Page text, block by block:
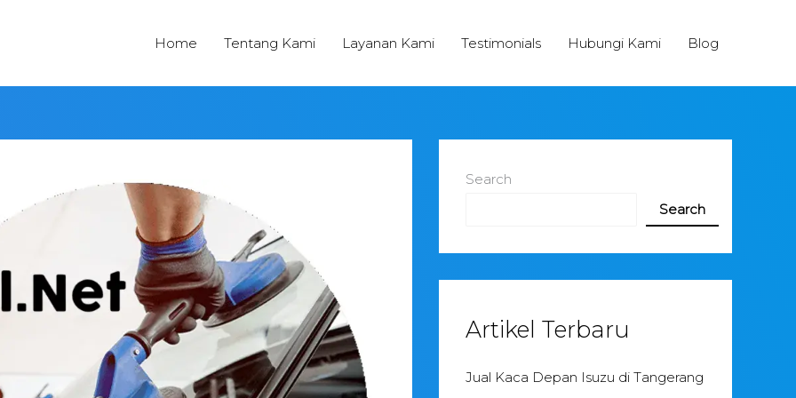
Home Tentang Kami Layanan Kami Testimonials Hubungi Kami Blog
Search
Search
Artikel Terbaru
Jual Kaca Depan Isuzu di Tangerang